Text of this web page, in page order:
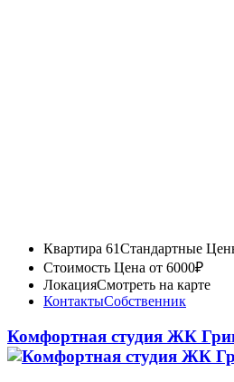
Квартира 61Стандартные
Стоимость Цена от 6000₽
ЛокацияСмотреть на карте
КонтактыСобственник
Комфортная студия ЖК